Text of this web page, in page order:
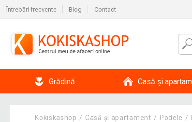
Întrebări frecvente Blog Contact
Grădină Casă și
Kokiskashop Casă și apartament Podele